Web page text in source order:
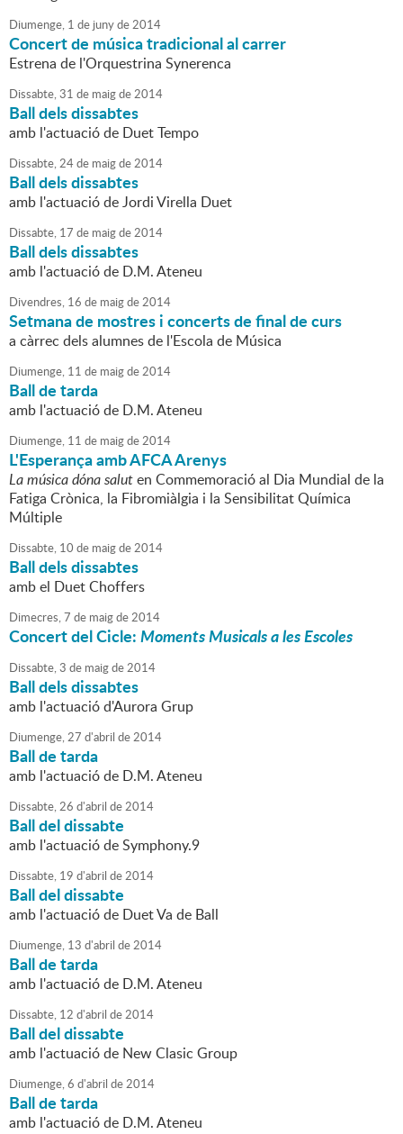
Diumenge, 1 de junyde2014
Concert de música tradicional al carrer
Estrena de l'Orquestrina Synerenca
Dissabte,31 de maigde2014
Ball dels dissabtes
amb l'actuació de Duet Tempo
Dissabte,24de maigde2014
Ball dels dissabtes
amb l'actuació de Jordi Virella Duet
Dissabte, 17 de maigde2014
Ball dels dissabtes
amb l'actuació de D.M. Ateneu
Divendres, 16 de maigde2014
Setmana de mostres i concerts de final de curs
a càrrec dels alumnes de l'Escola de Música
Diumenge, 11 de maigde2014
Ball de tarda
amb l'actuació de D.M. Ateneu
Diumenge, 11 de maigde2014
L'Esperança amb AFCA Arenys
La música dóna saluten Commemoració al Dia Mundial de la
Fatiga Crònica, la Fibromiàlgia i la Sensibilitat Química
Múltiple
Dissabte, 10 de maigde2014
Ball dels dissabtes
amb el Duet Choffers
Dimecres,7 de maigde2014
Concert del Cicle:Moments Musicals a les Escoles
Dissabte,3 de maigde2014
Ball dels dissabtes
amb l'actuació d'Aurora Grup
Diumenge,27 d'abril de2014
Ball de tarda
amb l'actuació de D.M. Ateneu
Dissabte,26 d'abril de2014
Ball del dissabte
amb l'actuació de Symphony.9
Dissabte, 19 d'abril de2014
Ball del dissabte
amb l'actuació de Duet Va de Ball
Diumenge, 13 d'abril de2014
Ball de tarda
amb l'actuació de D.M. Ateneu
Dissabte, 12 d'abril de2014
Ball del dissabte
amb l'actuació de New Clasic Group
Diumenge,6 d'abril de2014
Ball de tarda
amb l'actuació de D.M. Ateneu